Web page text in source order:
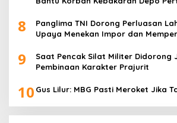
8
Panglima TNI Dorong Perluasan
Upaya Menekan Impor dan
9
Saat Pencak Silat Militer Didorong
Pembinaan Karakter Prajurit
10 Gus Lilur: MBG Pasti Meroket Jika